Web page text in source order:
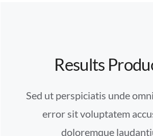
Results
Sed ut perspiciatis unde
error sit voluptatem
doloremque